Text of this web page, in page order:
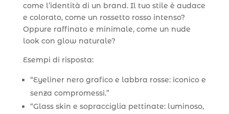
come l’identità di un brand. Il tuo stile è audace
e colorato, come un rossetto rosso intenso?
Oppure raffinato e minimale, come un nude
look con glow naturale?
Esempi di risposta:
“Eyeliner nero grafico e labbra rosse: iconico e
senza compromessi.”
“Glass skin e sopracciglia pettinate: luminoso,